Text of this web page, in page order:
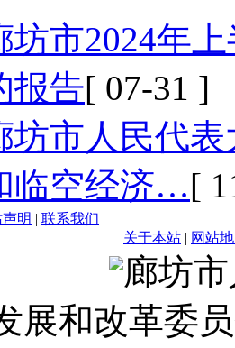
坊市2024年
报告[ 07-31 ]
坊市人民代
临空经济…[
明 | 联系我们
关于本站 | 网站
廊坊
展和改革委